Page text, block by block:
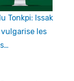
Tonkpi: Issak
vulgarise les